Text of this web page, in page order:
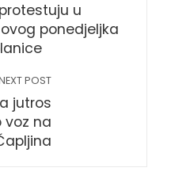
u
ponedjeljka
POST
jutros
voz na